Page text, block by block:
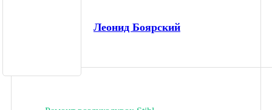
Леонид Боярский